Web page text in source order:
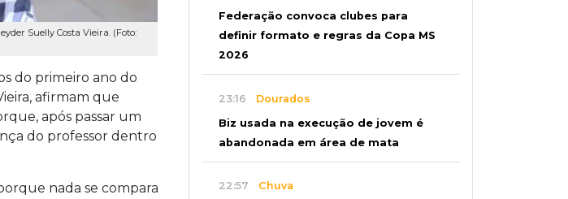
Suelly Costa Vieira. (Foto:
do primeiro ano do
afirmam que
após passar um
do professor dentro
nada se compara
Federação convoca clubes para
definir formato e regras da Copa MS
2026
23:16 Dourados
Biz usada na execução de jovem é
abandonada em área de mata
22:57 Chuva